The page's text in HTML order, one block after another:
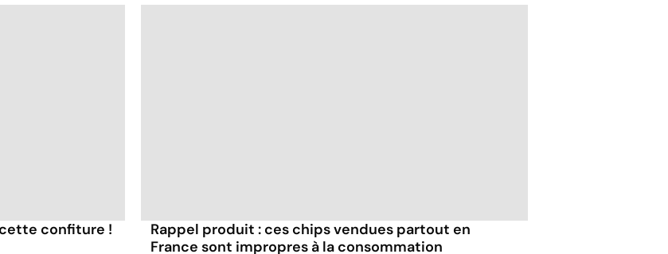
confiture !
Rappel produit : ces chips vendues partout en
France sont impropres à la consommation